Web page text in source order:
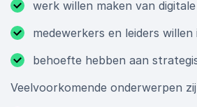
werk willen maken van
medewerkers en leiders
behoefte hebben aan
Veelvoorkomende onderwerpen